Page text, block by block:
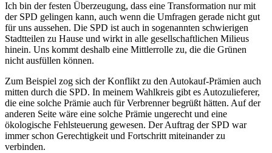
Ich bin der festen Überzeugung, dass eine Transformation nur mit
der SPD gelingen kann, auch wenn die Umfragen gerade nicht gut
für uns aussehen. Die SPD ist auch in sogenannten schwierigen
Stadtteilen zu Hause und wirkt in alle gesellschaftlichen Milieus
hinein. Uns kommt deshalb eine Mittlerrolle zu, die die Grünen
nicht ausfüllen können.
Zum Beispiel zog sich der Konflikt zu den Autokauf-Prämien auch
mitten durch die SPD. In meinem Wahlkreis gibt es Autozulieferer,
die eine solche Prämie auch für Verbrenner begrüßt hätten. Auf der
anderen Seite wäre eine solche Prämie ungerecht und eine
ökologische Fehlsteuerung gewesen. Der Auftrag der SPD war
immer schon Gerechtigkeit und Fortschritt miteinander zu
verbinden.